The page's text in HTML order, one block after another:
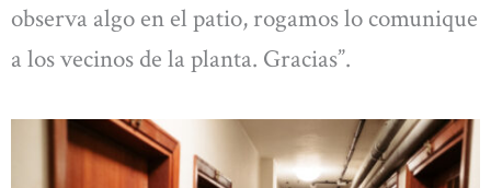
observa algo en el patio, rogamos lo comunique
a los vecinos de la planta. Gracias”.